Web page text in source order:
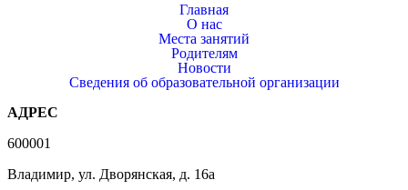
Главная
О нас
Места занятий
Родителям
Новости
Сведения об образовательной организации
АДРЕС
600001
Владимир, ул. Дворянская, д. 16а